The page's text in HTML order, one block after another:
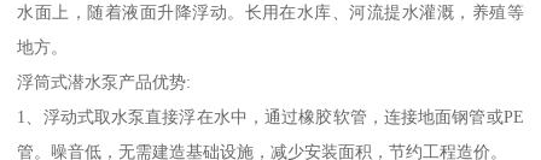
水面上，随着液面升降浮动。长用在水库、河流提水灌溉，养殖等
地方。
浮筒式潜水泵产品优势:
1、浮动式取水泵直接浮在水中，通过橡胶软管，连接地面钢管或PE
管。噪音低，无需建造基础设施，减少安装面积，节约工程造价。